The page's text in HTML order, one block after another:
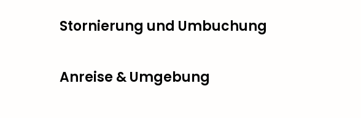
Stornierung und Umbuchung
Anreise & Umgebung